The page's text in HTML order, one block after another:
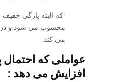
که البته پارگی
محسوب می شود و در
می کند.
عواملی که احتمال
افزایش می دهد :